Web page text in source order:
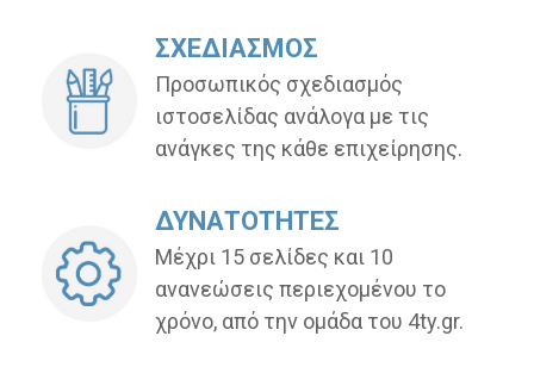
ΣΧΕΔΙΑΣΜΟΣ
Προσωπικός σχεδιασμός
ιστοσελίδας ανάλογα με τις
ανάγκες της κάθε επιχείρησης.
ΔΥΝΑΤΟΤΗΤΕΣ
Μέχρι 15 σελίδες και 10
ανανεώσεις περιεχομένου το
χρόνο, από την ομάδα του 4ty.gr.